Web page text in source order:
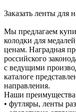
Заказать ленты для
Мы предлагаем
колодки для
ценам. Наградная
российского
с ведущими
каталоге
направления.
Наши
• футляры, ленты